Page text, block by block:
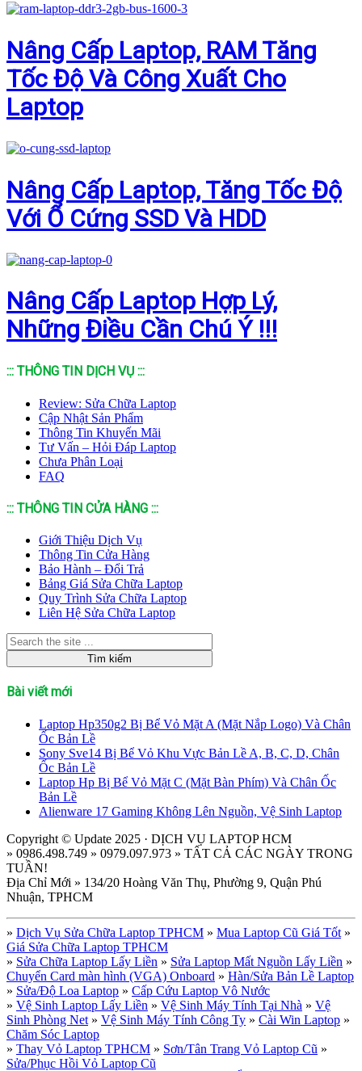
Nâng Cấp Laptop, RAM Tăng
Tốc Độ Và Công Xuất Cho
Laptop
Nâng Cấp Laptop, Tăng Tốc Độ
Với Ổ Cứng SSD Và HDD
Nâng Cấp Laptop Hợp Lý,
Những Điều Cần Chú Ý !!!
::: THÔNG TIN DỊCH VỤ :::
Review: Sửa Chữa Laptop
Cập Nhật Sản Phẩm
Thông Tin Khuyến Mãi
Tư Vấn – Hỏi Đáp Laptop
Chưa Phân Loại
FAQ
::: THÔNG TIN CỬA HÀNG :::
Giới Thiệu Dịch Vụ
Thông Tin Cửa Hàng
Bảo Hành – Đổi Trả
Bảng Giá Sửa Chữa Laptop
Quy Trình Sửa Chữa Laptop
Liên Hệ Sửa Chữa Laptop
Bài viết mới
Laptop Hp350g2 Bị Bể Vỏ Mặt A (Mặt Nắp Logo) Và Chân
Ốc Bản Lề
Sony Sve14 Bị Bể Vỏ Khu Vực Bản Lề A, B, C, D, Chân
Ốc Bản Lề
Laptop Hp Bị Bể Vỏ Mặt C (Mặt Bàn Phím) Và Chân Ốc
Bản Lề
Alienware 17 Gaming Không Lên Nguồn, Vệ Sinh Laptop
Copyright © Update 2025 · DỊCH VỤ LAPTOP HCM
» 0986.498.749 » 0979.097.973 » TẤT CẢ CÁC NGÀY TRONG
TUẦN!
Địa Chỉ Mới » 134/20 Hoàng Văn Thụ, Phường 9, Quận Phú
Nhuận, TPHCM
» Dịch Vụ Sửa Chữa Laptop TPHCM » Mua Laptop Cũ Giá Tốt »
Giá Sửa Chữa Laptop TPHCM
» Sửa Chữa Laptop Lấy Liền » Sửa Laptop Mất Nguồn Lấy Liền »
Chuyển Card màn hình (VGA) Onboard » Hàn/Sửa Bản Lề Laptop
» Sửa/Độ Loa Laptop » Cấp Cứu Laptop Vô Nước
» Vệ Sinh Laptop Lấy Liền » Vệ Sinh Máy Tính Tại Nhà » Vệ
Sinh Phòng Net » Vệ Sinh Máy Tính Công Ty » Cài Win Laptop »
Chăm Sóc Laptop
» Thay Vỏ Laptop TPHCM » Sơn/Tân Trang Vỏ Laptop Cũ »
Sửa/Phục Hồi Vỏ Laptop Cũ